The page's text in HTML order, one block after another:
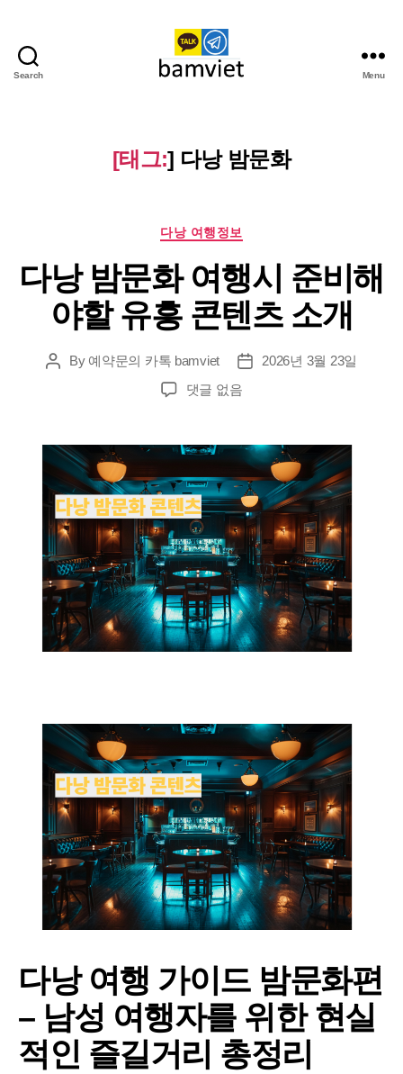
Search
라
오
황
투
어
Menu
[태그:] 다낭 밤문화
Categories
다낭 여행정보
다낭 밤문화 여행시 준비해
야할 유흥 콘텐츠 소개
PostBy 예약문의 카톡 bamviet
Post2026년 3월 23일
다
문
여
행
시
준
비
해
야
할
유
츠
개
에
댓글 없음
다낭 여행 가이드 밤문화편
– 남성 여행자를 위한 현실
적인 즐길거리 총정리